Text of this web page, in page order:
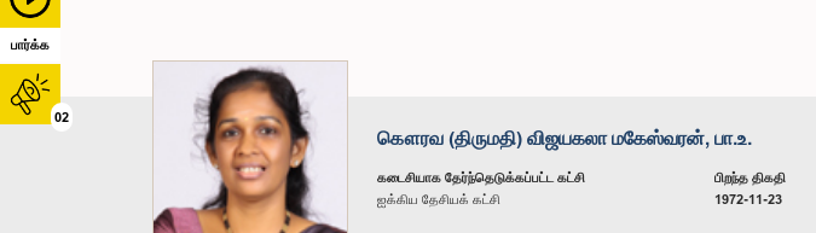
பார்க்க
02
கௌரவ (திருமதி) விஜயகலா மகேஸ்வரன், பா.உ.
கடைசியாக தேர்ந்தெடுக்கப்பட்ட கட்சி
ஐக்கிய தேசியக் கட்சி
பிறந்த திகதி
1972-11-23